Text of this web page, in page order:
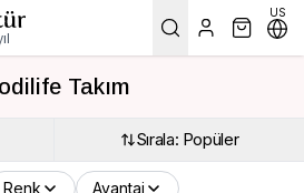
US
Takım
Sırala: Popüler
Renk Avantaj